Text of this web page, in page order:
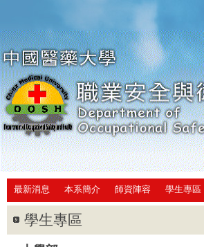
最新消息 本系簡介 師資陣容 學生專區
學生專區